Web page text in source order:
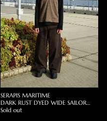
SERAPIS MARITIME
DARK RUST DYED WIDE SAILOR
PANTS
Sold out